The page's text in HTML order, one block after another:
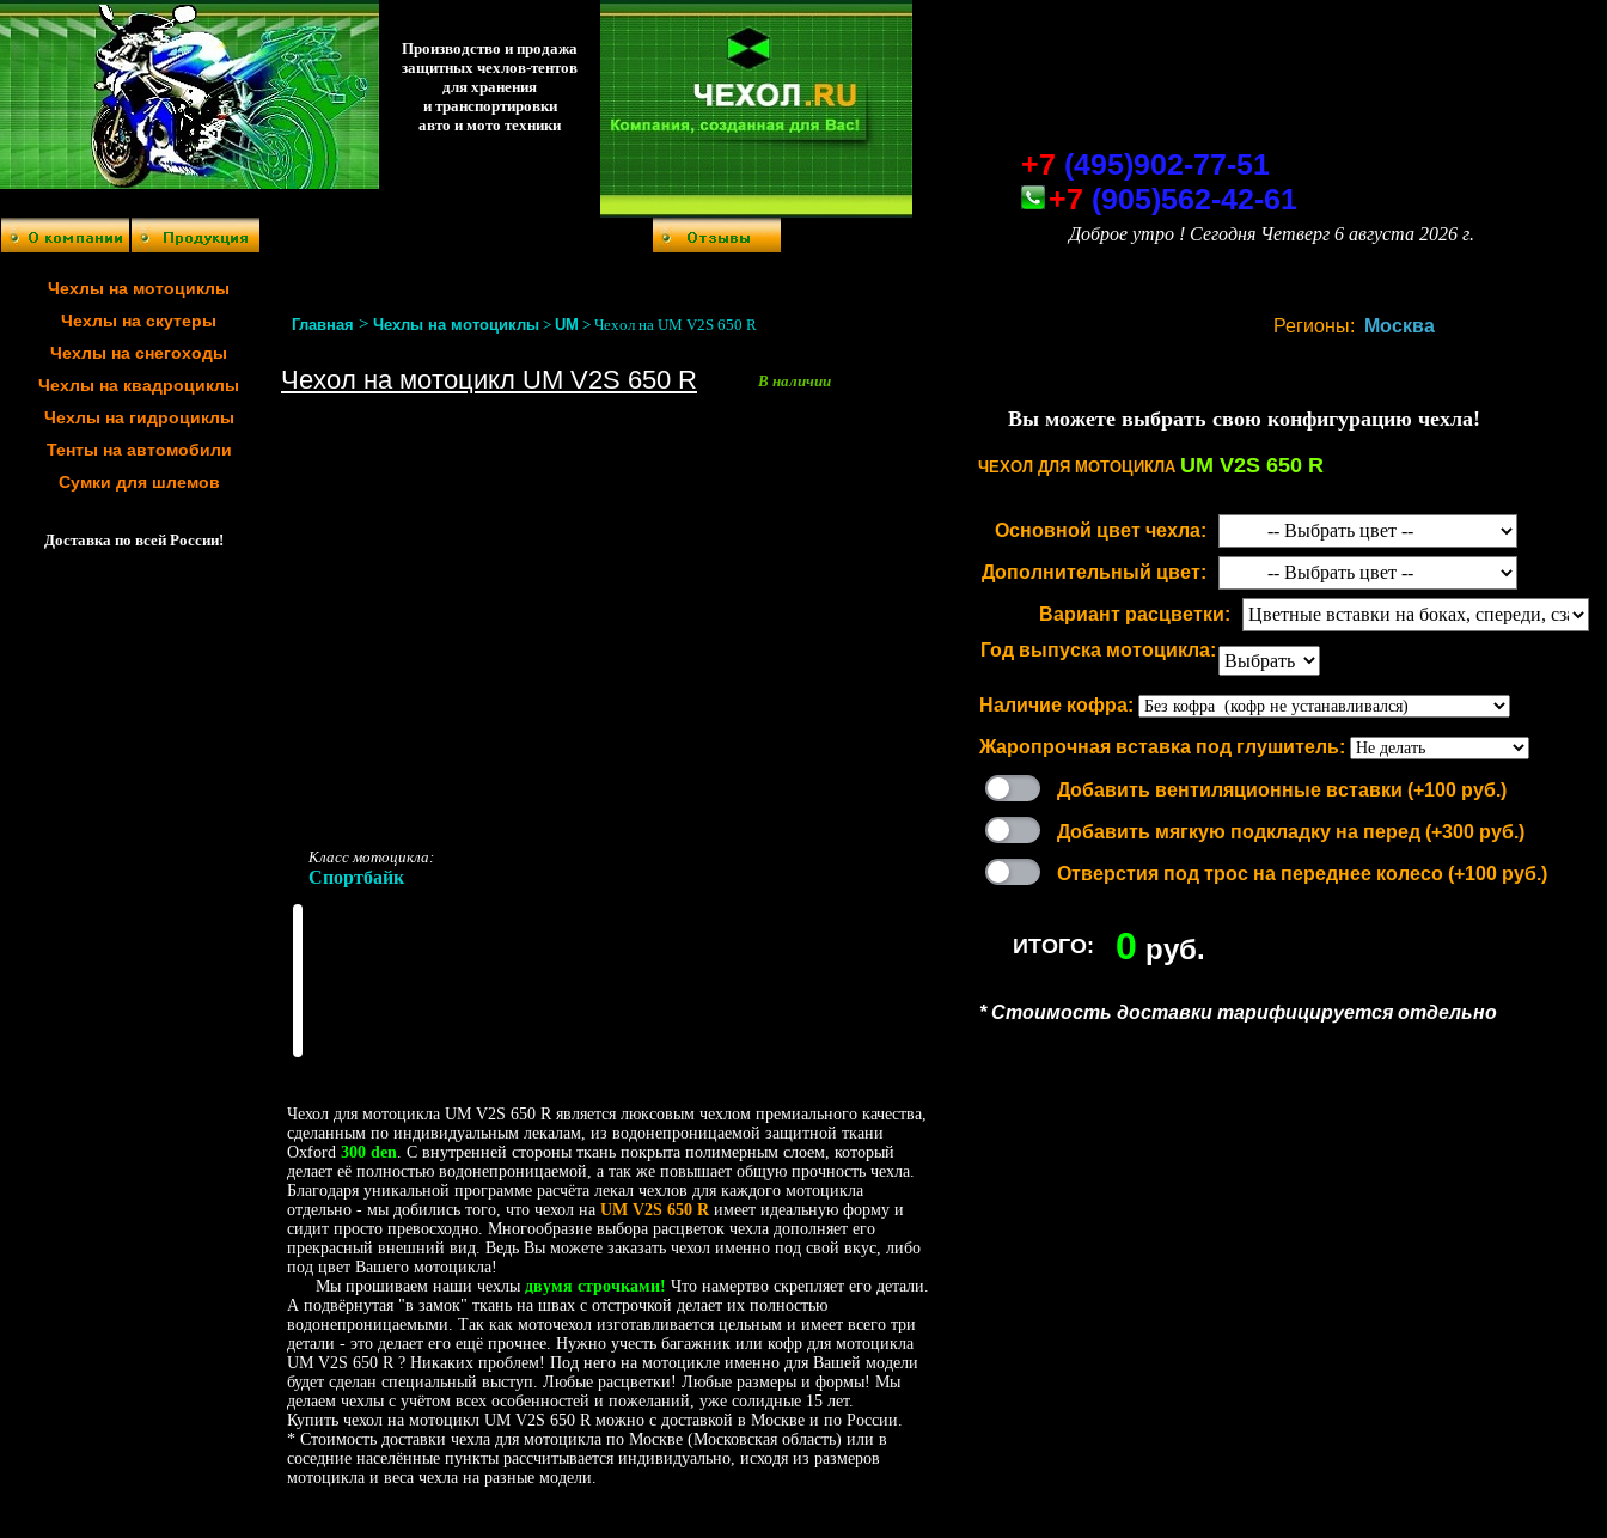
Производство и продажа
защитных чехлов-тентов
для хранения
и транспортировки
авто и мото техники
+7 (495)902-77-51
+7 (905)562-42-61
Доброе утро ! Сегодня Четверг 6 августа 2026 г.
Чехлы на мотоциклы
Чехлы на скутеры
Чехлы на снегоходы
Чехлы на квадроциклы
Чехлы на гидроциклы
Тенты на автомобили
Сумки для шлемов
Доставка по всей России!
Главная > Чехлы на мотоциклы > UM > Чехол на UM V2S 650 R Регионы: Москва
Чехол на мотоцикл UM V2S 650 R В наличии
Класс мотоцикла:
Спортбайк
Чехол для мотоцикла UM V2S 650 R является люксовым чехлом премиального качества,
сделанным по индивидуальным лекалам, из водонепроницаемой защитной ткани
Oxford 300 den. С внутренней стороны ткань покрыта полимерным слоем, который
делает её полностью водонепроницаемой, а так же повышает общую прочность чехла.
Благодаря уникальной программе расчёта лекал чехлов для каждого мотоцикла
отдельно - мы добились того, что чехол на UM V2S 650 R имеет идеальную форму и
сидит просто превосходно. Многообразие выбора расцветок чехла дополняет его
прекрасный внешний вид. Ведь Вы можете заказать чехол именно под свой вкус, либо
под цвет Вашего мотоцикла!
Мы прошиваем наши чехлы двумя строчками! Что намертво скрепляет его детали.
А подвёрнутая "в замок" ткань на швах с отстрочкой делает их полностью
водонепроницаемыми. Так как моточехол изготавливается цельным и имеет всего три
детали - это делает его ещё прочнее. Нужно учесть багажник или кофр для мотоцикла
UM V2S 650 R ? Никаких проблем! Под него на мотоцикле именно для Вашей модели
будет сделан специальный выступ. Любые расцветки! Любые размеры и формы! Мы
делаем чехлы с учётом всех особенностей и пожеланий, уже солидные 15 лет.
Купить чехол на мотоцикл UM V2S 650 R можно с доставкой в Москве и по России.
* Стоимость доставки чехла для мотоцикла по Москве (Московская область) или в
соседние населённые пункты рассчитывается индивидуально, исходя из размеров
мотоцикла и веса чехла на разные модели.
Вы можете выбрать свою конфигурацию чехла!
ЧЕХОЛ ДЛЯ МОТОЦИКЛА UM V2S 650 R
Основной цвет чехла:
Дополнительный цвет:
Вариант расцветки:
Год выпуска мотоцикла:
Наличие кофра:
Жаропрочная вставка под глушитель:
Добавить вентиляционные вставки (+100 руб.)
Добавить мягкую подкладку на перед (+300 руб.)
Отверстия под трос на переднее колесо (+100 руб.)
ИТОГО: 0 руб.
* Стоимость доставки тарифицируется отдельно